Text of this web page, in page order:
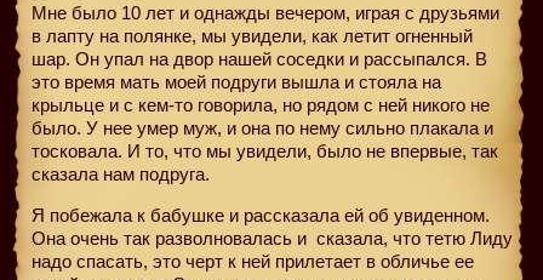
Мне было 10 лет и однажды вечером, играя с друзьями
в лапту на полянке, мы увидели, как летит огненный
шар. Он упал на двор нашей соседки и рассыпался. В
это время мать моей подруги вышла и стояла на
крыльце и с кем-то говорила, но рядом с ней никого не
было. У нее умер муж, и она по нему сильно плакала и
тосковала. И то, что мы увидели, было не впервые, так
сказала нам подруга.
Я побежала к бабушке и рассказала ей об увиденном.
Она очень так разволновалась и сказала, что тетю Лиду
надо спасать, это черт к ней прилетает в обличье ее